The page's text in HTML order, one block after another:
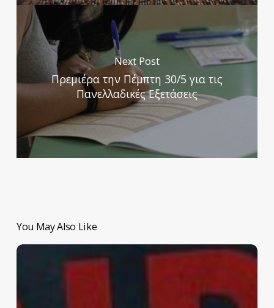
Next Post
Πρεμιέρα την Πέμπτη 30/5 για τις
Πανελλαδικές Εξετάσεις
You May Also Like